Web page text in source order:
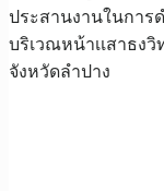
ประสานงานในการ
บริเวณหน้าเเสาธง
จังหวัดลำปาง